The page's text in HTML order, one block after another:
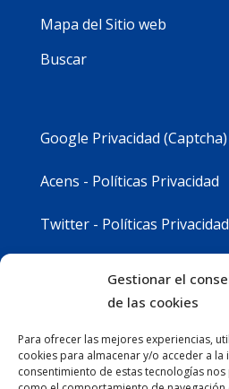
Gestionar el
de las cookies
Para ofrecer las mejores experiencias,
cookies para almacenar y/o acceder a
consentimiento de estas tecnologías
Mapa del Sitio web
Buscar
Google Privacidad (Captcha)
Acens - Políticas Privacidad
Twitter - Políticas Privacidad
Instagram - Políticas